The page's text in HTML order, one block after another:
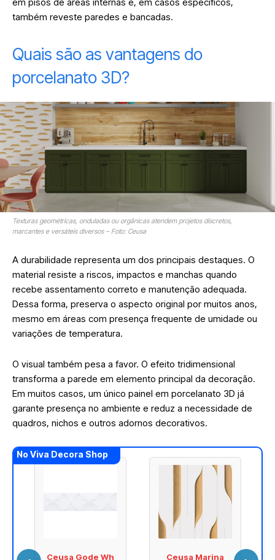
também reveste paredes e bancadas.
Quais são as vantagens do
porcelanato 3D?
Texturas geométricas, onduladas ou orgânicas atendem projetos discretos,
marcantes e versáteis diversos – Foto: Ceusa
A durabilidade representa um dos principais destaques. O
material resiste a riscos, impactos e manchas quando
recebe assentamento correto e manutenção adequada.
Dessa forma, preserva o aspecto original por muitos anos,
mesmo em áreas com presença frequente de umidade ou
variações de temperatura.
O visual também pesa a favor. O efeito tridimensional
transforma a parede em elemento principal da decoração.
Em muitos casos, um único painel em porcelanato 3D já
garante presença no ambiente e reduz a necessidade de
quadros, nichos e outros adornos decorativos.
No Viva Decora Shop
Ceusa Gode Wh
Ceusa Marina